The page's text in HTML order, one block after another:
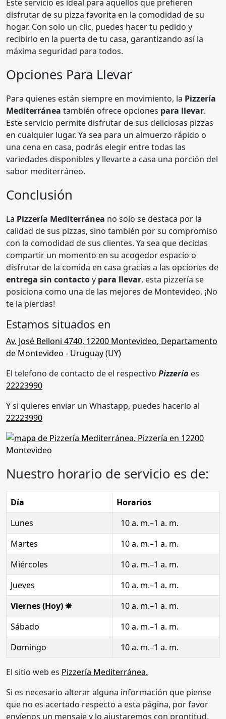
Este servicio es ideal para aquellos que prefieren
disfrutar de su pizza favorita en la comodidad de su
hogar. Con solo un clic, puedes hacer tu pedido y
recibirlo en la puerta de tu casa, garantizando así la
máxima seguridad para todos.
Opciones Para Llevar
Para quienes están siempre en movimiento, la Pizzería
Mediterránea también ofrece opciones para llevar.
Este servicio permite disfrutar de sus deliciosas pizzas
en cualquier lugar. Ya sea para un almuerzo rápido o
una cena en casa, podrás elegir entre todas las
variedades disponibles y llevarte a casa una porción del
sabor mediterráneo.
Conclusión
La Pizzería Mediterránea no solo se destaca por la
calidad de sus pizzas, sino también por su compromiso
con la comodidad de sus clientes. Ya sea que decidas
compartir un momento en su acogedor espacio o
disfrutar de la comida en casa gracias a las opciones de
entrega sin contactoy para llevar, esta pizzería se
posiciona como una de las mejores de Montevideo. ¡No
te la pierdas!
Estamos situados en
Av. José Belloni 4740, 12200 Montevideo, Departamento
de Montevideo - Uruguay (UY)
El telefono de contacto de el respectivo Pizzería es
22223990
Y si quieres enviar un Whastapp, puedes hacerlo al
22223990
Nuestro horario de servicio es de:
Día
Horarios
Lunes
10 a. m.–1 a. m.
Martes
10 a. m.–1 a. m.
Miércoles
10 a. m.–1 a. m.
Jueves
10 a. m.–1 a. m.
Viernes (Hoy) ✸
10 a. m.–1 a. m.
Sábado
10 a. m.–1 a. m.
Domingo
10 a. m.–1 a. m.
El sitio web es Pizzería Mediterránea.
Si es necesario alterar alguna información que piense
que no es acertado respecto a esta página, por favor
envíenos un mensaje y lo ajustaremos con prontitud.